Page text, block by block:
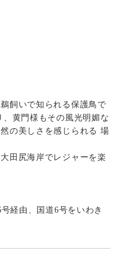
飼いで知られる保護鳥で
黄門様もその風光明媚な
の美しさを感じられる 場
田尻海岸でレジャーを楽
経由、国道6号をいわき